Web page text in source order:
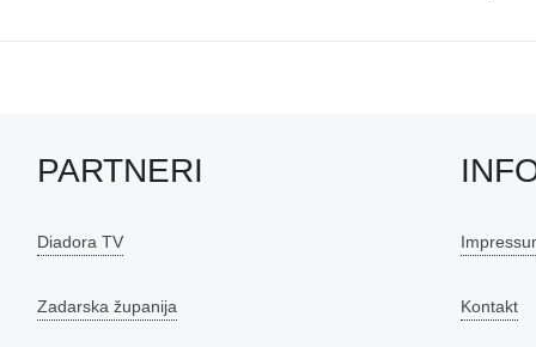
PARTNERI
Diadora TV
Zadarska županija Kontakt